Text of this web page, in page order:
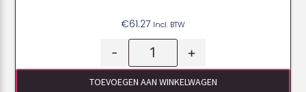
€61.27 Incl. BTW
- +
TOEVOEGEN AAN WINKELWAGEN